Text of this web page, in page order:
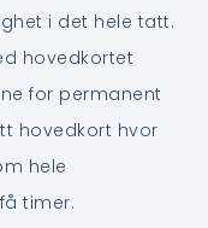
i det hele tatt.
hovedkortet
for permanent
hovedkort hvor
hele
timer.